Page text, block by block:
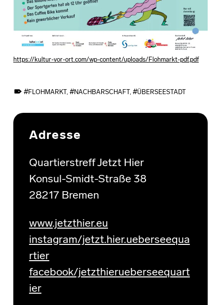
https://kultur-vor-ort.com/wp-content/uploads/Flohmarkt-pdf.pdf
FLOHMARKT
NACHBARSCHAFT ÜBERSEESTADT
Skip back to main navigation
Adresse
Quartierstreff Jetzt Hier
Konsul-Smidt-Straße 38
28217 Bremen
www.jetzthier.eu
instagram/jetzt.hier.ueberseequa
rtier
facebook/jetzthierueberseequart
ier